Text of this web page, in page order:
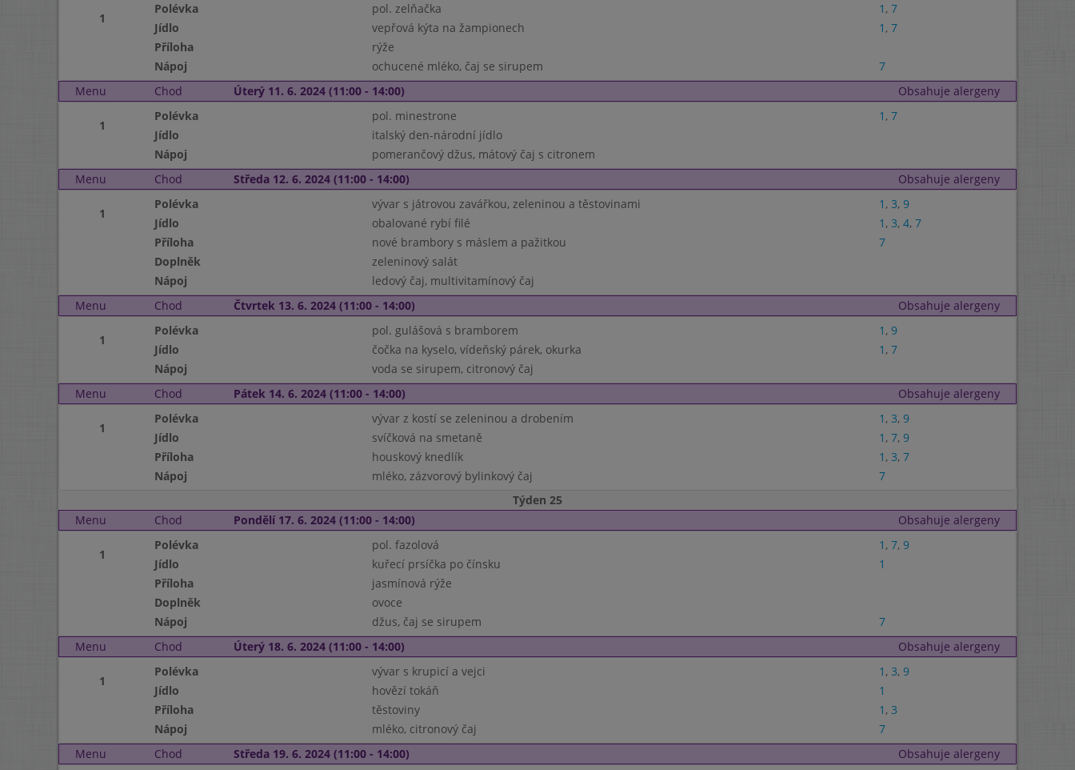
1
Polévka pol. zelňačka 1 , 7
Jídlo
vepřová kýta na žampionech 1 , 7
Příloha
rýže
Nápoj
ochucené mléko, čaj se sirupem
7
Menu
Chod Úterý 11. 6. 2024 (11:00 - 14:00) Obsahuje alergeny
1
Polévka pol. minestrone 1 , 7
Jídlo
italský den-národní jídlo
Nápoj
pomerančový džus, mátový čaj s citronem
Menu
Chod Středa 12. 6. 2024 (11:00 - 14:00) Obsahuje alergeny
1
Polévka vývar s játrovou zavářkou, zeleninou a těstovinami 1 , 3, 9
Jídlo
obalované rybí filé 1 , 3, 4, 7
Příloha
nové brambory s máslem a pažitkou
7
Doplněk
zeleninový salát
Nápoj
ledový čaj, multivitamínový čaj
Menu
Chod Čtvrtek 13. 6. 2024 (11:00 - 14:00) Obsahuje alergeny
1
Polévka pol. gulášová s bramborem 1 , 9
Jídlo
čočka na kyselo, vídeňský párek, okurka 1 , 7
Nápoj
voda se sirupem, citronový čaj
Menu
Chod Pátek 14. 6. 2024 (11:00 - 14:00) Obsahuje alergeny
1
Polévka vývar z kostí se zeleninou a drobením 1 , 3, 9
Jídlo
svíčková na smetaně 1 , 7, 9
Příloha
houskový knedlík 1 , 3, 7
Nápoj
mléko, zázvorový bylinkový čaj
7
Týden 25
Menu
Chod Pondělí 17. 6. 2024 (11:00 - 14:00) Obsahuje alergeny
1
Polévka pol. fazolová 1 , 7, 9
Jídlo
kuřecí prsíčka po čínsku
1
Příloha
jasmínová rýže
Doplněk
ovoce
Nápoj
džus, čaj se sirupem
7
Menu
Chod Úterý 18. 6. 2024 (11:00 - 14:00) Obsahuje alergeny
1
Polévka vývar s krupicí a vejci 1 , 3, 9
Jídlo
hovězí tokáň
1
Příloha
těstoviny 1 , 3
Nápoj
mléko, citronový čaj
7
Menu
Chod Středa 19. 6. 2024 (11:00 - 14:00) Obsahuje alergeny